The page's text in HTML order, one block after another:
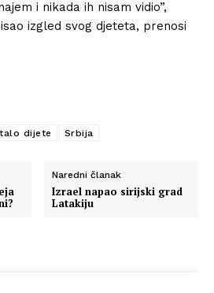
i nikada ih nisam vidio”,
izgled svog djeteta, prenosi
dijete Srbija
Naredni članak
Izrael napao sirijski grad
Latakiju